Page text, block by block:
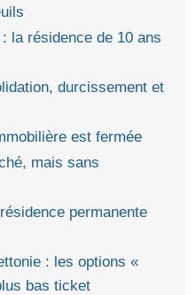
la résidence de 10 ans
durcissement et
est fermée
mais sans
permanente
: les options «
bas ticket